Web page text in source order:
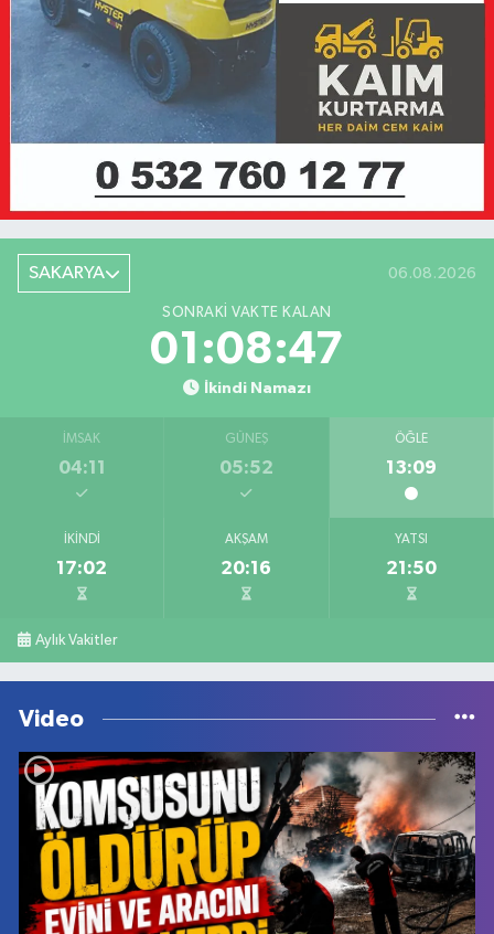
SAKARYA 06.08.2026
SONRAKI VAKTE KALAN
01:08:47
İkindi Namazı
İMSAK
04:11
GÜNEŞ
05:52
ÖĞLE
13:09
İKINDI
17:02
AKŞAM
20:16
YATSI
21:50
Aylık Vakitler
Video